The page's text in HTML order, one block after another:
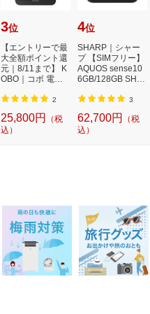
3位
【エントリーで最
大全額ポイント還
元｜8/11まで】 K
OBO｜コボ 電子
o ...
2
25,800円
（税
込）
4位
SHARP｜シャー
プ 【SIMフリー】
AQUOS sense10
6GB/128GB SHM
ク
3
62,700円
（税
込）